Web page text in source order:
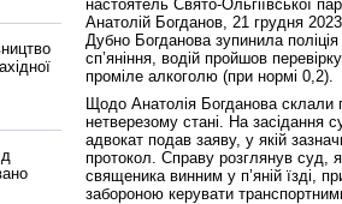
настоятель Свято-Ольгіївської
Анатолій Богданов, 21 грудня
Дубно Богданова зупинила
сп’яніння, водій пройшов
проміле алкоголю (при нормі 0,2).
Щодо Анатолія Богданова склали
нетверезому стані. На засідання
адвокат подав заяву, у якій
протокол. Справу розглянув суд,
священика винним у п’яній їзді,
забороною керувати